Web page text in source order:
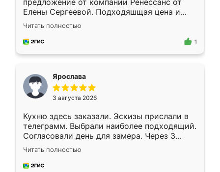
предложение от компании Ренессанс от
Елены Сергеевой. Подходяшщая цена и
короткие сроки изготовления. Приехавший
для замера сотрудник Владислав
предложил по моему эскизу самый
Читать полностью
1
Ярослава
3 августа 2026
Кухню здесь заказали. Эскизы прислали в
телеграмм. Выбрали наиболее подходящий.
Согласовали день для замера. Через 3
недели кухня была уже готова. Остались
довольны работой. Спасибо Ренессанс
мебель за качественную работу!
Читать полностью